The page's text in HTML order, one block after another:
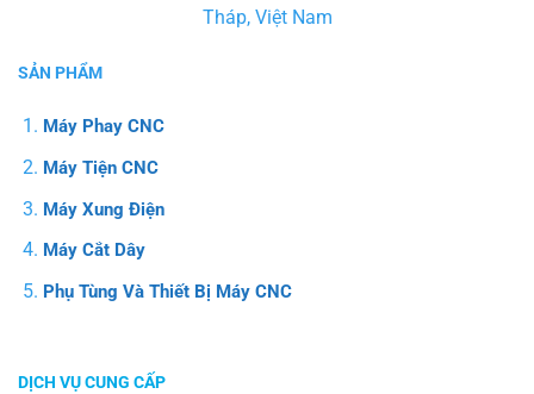
Tháp, Việt Nam
SẢN PHẨM
Máy Phay CNC
Máy Tiện CNC
Máy Xung Điện
Máy Cắt Dây
Phụ Tùng Và Thiết Bị Máy CNC
DỊCH VỤ CUNG CẤP